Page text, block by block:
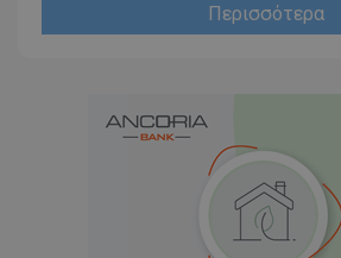
Περισσότερα